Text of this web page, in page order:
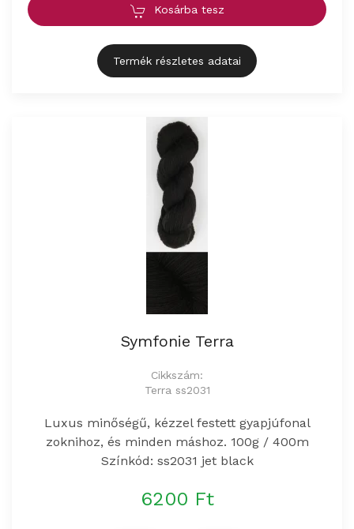
Kosárba tesz
Termék részletes adatai
Symfonie Terra
Cikkszám:
Terra ss2031
Luxus minőségű, kézzel festett gyapjúfonal
zoknihoz, és minden máshoz. 100g / 400m
Színkód: ss2031 jet black
6200 Ft